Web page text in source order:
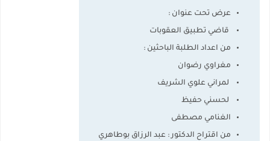
عرض تحت عنوان :
قاضي تطبيق العقوبات
من اعداد الطلبة الباحثين :
مغراوي رضوان
لمراني علوي الشريف
لحسني حفيظ
الغنامي مصطفى
من اقتراح الدكتور : عبد الرزاق بوطاهري